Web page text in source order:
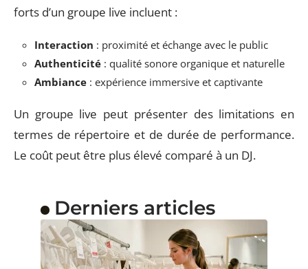
forts d’un groupe live incluent :
Interaction : proximité et échange avec le public
Authenticité : qualité sonore organique et naturelle
Ambiance : expérience immersive et captivante
Un groupe live peut présenter des limitations en
termes de répertoire et de durée de performance.
Le coût peut être plus élevé comparé à un DJ.
Derniers articles